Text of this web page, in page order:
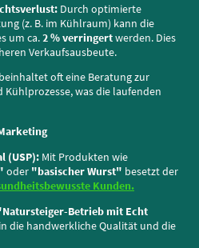
Durch optimierte
(z. B. im Kühlraum) kann die
um ca.2 % verringertwerden. Dies
Verkaufsausbeute.
oft eine Beratung zur
was die laufenden
(USP): Mit Produkten wie
oder "basischer Wurst" besetzt der
Kunden.
Betrieb mit Echt
die handwerkliche Qualität und die